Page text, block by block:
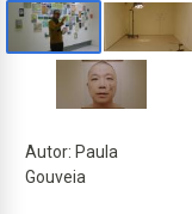
Autor: Paula
Gouveia